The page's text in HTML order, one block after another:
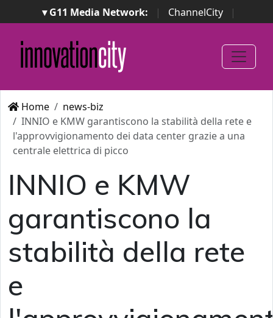
▾ G11 Media Network: | ChannelCity
|
ImpresaCity | SecurityOpenLab | Italian Channel
Awards
Italian Project Awards
Italian Security
Awards
Home
news-biz
INNIO e KMW garantiscono la stabilità della rete e
l'approvvigionamento dei data center grazie a una
centrale elettrica di picco
INNIO e KMW
garantiscono la
stabilità della rete
e